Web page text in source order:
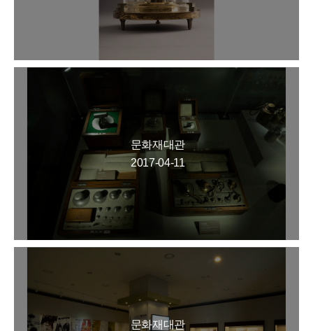
문화재대관
2017-04-11
문화재대관